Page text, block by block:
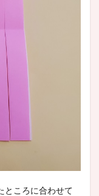
ところに合わせて